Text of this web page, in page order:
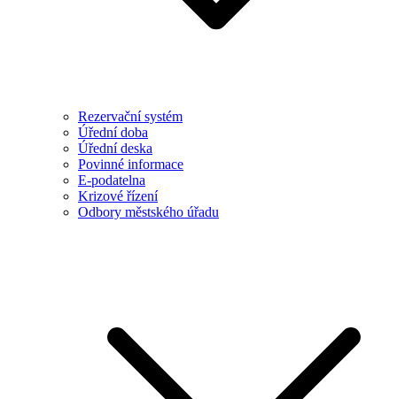
Rezervační systém
Úřední doba
Úřední deska
Povinné informace
E-podatelna
Krizové řízení
Odbory městského úřadu